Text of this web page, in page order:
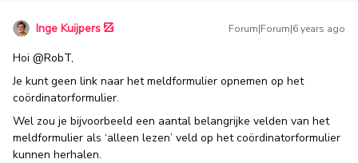
Inge Kuijpers Forum|Forum|6 years ago
Hoi @RobT,
Je kunt geen link naar het meldformulier opnemen op het
coördinatorformulier.
Wel zou je bijvoorbeeld een aantal belangrijke velden van het
meldformulier als ‘alleen lezen’ veld op het coördinatorformulier
kunnen herhalen.